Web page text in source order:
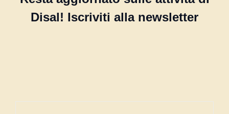
Disal! Iscriviti alla newsletter